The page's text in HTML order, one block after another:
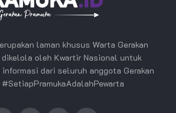
laman khusus Warta Gerakan
dikelola oleh Kwartir Nasional untuk
informasi dari seluruh anggota Gerakan
#SetiapPramukaAdalahPewarta